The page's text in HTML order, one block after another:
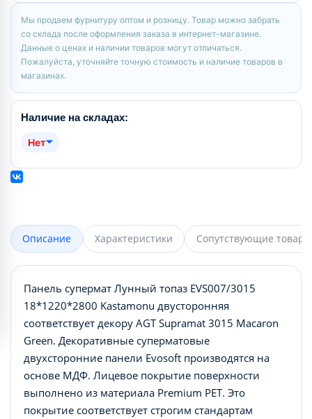
Мы продаем фурнитуру оптом и розницу. Товар можно забрать
со склада после оформления заказа в интернет-магазине.
Данные о ценах и наличии товаров могут отличаться.
Пожалуйста, уточняйте точную стоимость и наличие товаров в
магазинах.
Наличие на складах:
Нет
Описание Характеристики Сопутствующие товары
Панель супермат Лунный топаз EVS007/3015
18*1220*2800 Kastamonu двусторонняя
соответствует декору AGT Supramat 3015 Macaron
Green. Декоративные суперматовые
двухсторонние панели Evosoft производятся на
основе МДФ. Лицевое покрытие поверхности
выполнено из материала Premium PET. Это
покрытие соответствует строгим стандартам